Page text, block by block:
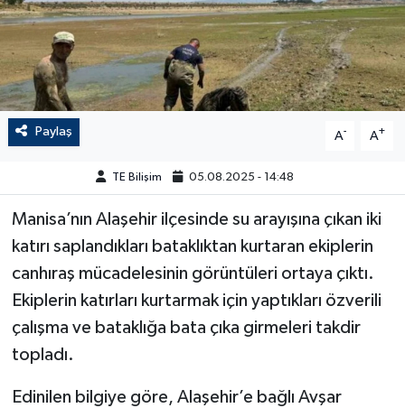
Paylaş A- A+
TE Bilişim 05.08.2025 - 14:48
Manisa’nın Alaşehir ilçesinde su arayışına çıkan iki
katırı saplandıkları bataklıktan kurtaran ekiplerin
canhıraş mücadelesinin görüntüleri ortaya çıktı.
Ekiplerin katırları kurtarmak için yaptıkları özverili
çalışma ve bataklığa bata çıka girmeleri takdir
topladı.
Edinilen bilgiye göre, Alaşehir’e bağlı Avşar